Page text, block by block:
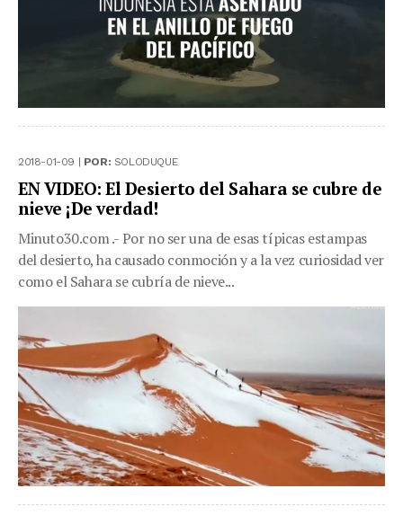
2018-01-09 | POR: SOLODUQUE
EN VIDEO: El Desierto del Sahara se cubre de
nieve ¡De verdad!
Minuto30.com .- Por no ser una de esas típicas estampas
del desierto, ha causado conmoción y a la vez curiosidad ver
como el Sahara se cubría de nieve...